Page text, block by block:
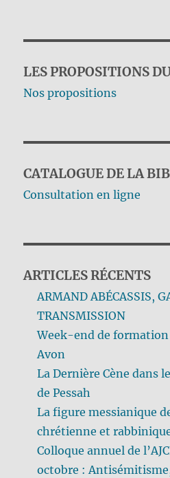
LES PROPOSITIONS
Nos propositions
CATALOGUE DE LA
Consultation en ligne
ARTICLES RÉCENTS
ARMAND ABÉCASSIS,
TRANSMISSION
Week-end de formation
Avon
La Dernière Cène dans
de Pessah
La figure messianique
chrétienne et
Colloque annuel de
octobre :